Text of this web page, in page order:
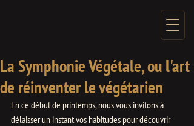
La Symphonie Végétale, ou l'art
de réinventer le végétarien
En ce début de printemps, nous vous invitons à
délaisser un instant vos habitudes pour découvrir